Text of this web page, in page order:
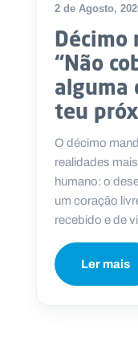
2 de Agosto,
Décimo
“Não
alguma
teu
O décimo
realidades
humano: o
um coração
recebido e de
Ler mais
e
i
a
n
o
s
.
p
t
g
e
d
o
n
a
c
t